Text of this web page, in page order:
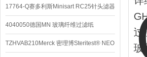
养基
17764-Q赛多利斯Minisart RC25针头滤器
4040050德国MN 玻璃纤维过滤纸
TZHVAB210Merck 密理博Steritest® NEO
过
玻